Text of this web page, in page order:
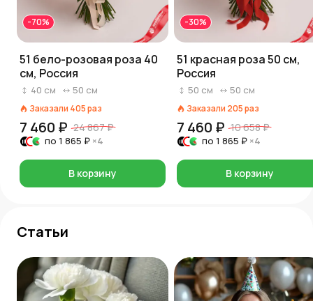
-70%
51 бело-розовая роза 40
см, Россия
40 см 50 см
Заказали 405раз
7 460 ₽ 24 867 ₽
по 1 865 ₽ ×4
В корзину
-30%
51 красная роза 50 см,
Россия
50 см 50 см
Заказали 205раз
7 460 ₽ 10 658 ₽
по 1 865 ₽ ×4
В корзину
Статьи